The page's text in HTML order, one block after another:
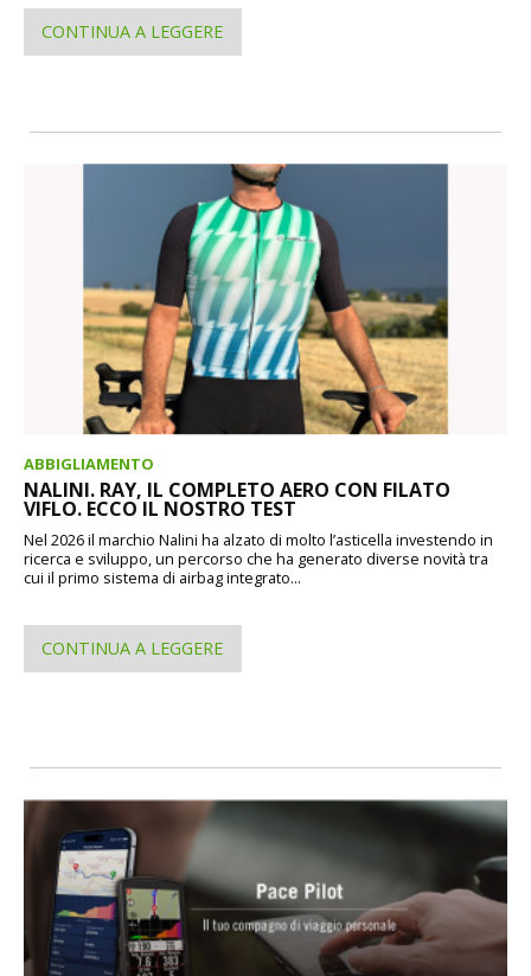
CONTINUA A LEGGERE
ABBIGLIAMENTO
NALINI. RAY, IL COMPLETO AERO CON FILATO
VIFLO. ECCO IL NOSTRO TEST
Nel 2026 il marchio Nalini ha alzato di molto l’asticella investendo in
ricerca e sviluppo, un percorso che ha generato diverse novità tra
cui il primo sistema di airbag integrato...
CONTINUA A LEGGERE